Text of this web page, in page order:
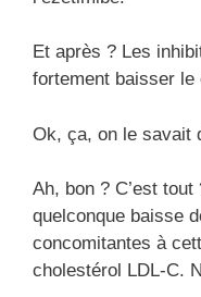
Et après ? Les
fortement baisser le
Ok, ça, on le savait
Ah, bon ? C’est tout
quelconque baisse
concomitantes à
cholestérol LDL-C.